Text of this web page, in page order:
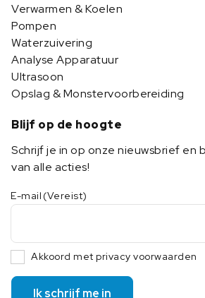
Verwarmen & Koelen
Pompen
Waterzuivering
Analyse Apparatuur
Ultrasoon
Opslag & Monstervoorbereiding
Blijf op de hoogte
Schrijf je in op onze nieuwsbrief en
van alle acties!
E-mail (Vereist)
Akkoord met privacy voorwaarden
Ik schrijf me in